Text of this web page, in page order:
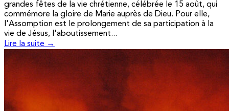
grandes fêtes de la vie chrétienne, célébrée le 15 août, qui
commémore la gloire de Marie auprès de Dieu. Pour elle,
l'Assomption est le prolongement de sa participation à la
vie de Jésus, l'aboutissement...
Lire la suite →